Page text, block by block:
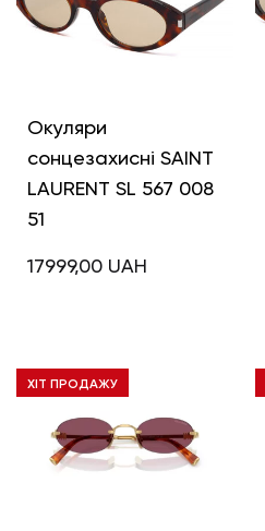
Окуляри
сонцезахисні SAINT
LAURENT SL 567 008
51
17999,00 UAH
ХІТ ПРОДАЖУ